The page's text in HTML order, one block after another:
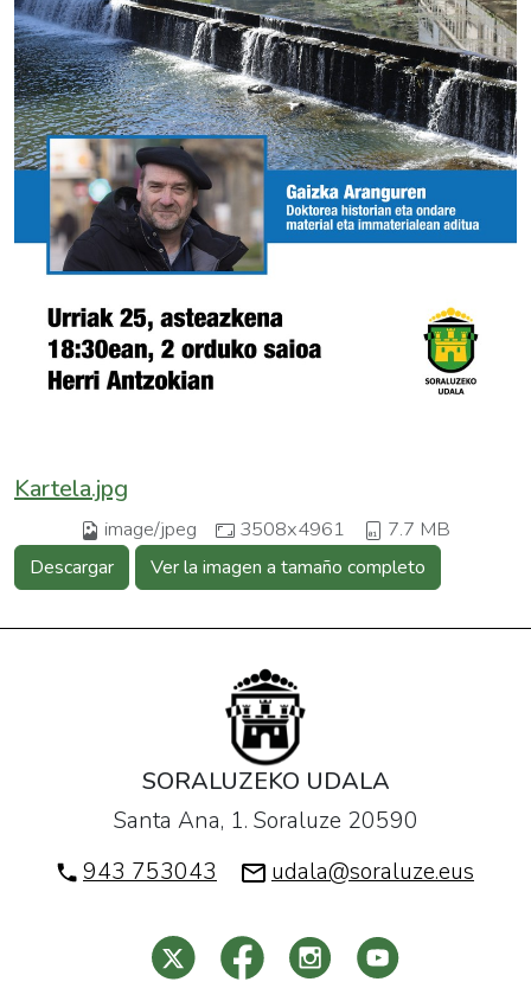
Kartela.jpg
image/jpeg 3508x4961 7.7 MB
Descargar Ver la imagen a tamaño completo
SORALUZEKO UDALA
Santa Ana, 1. Soraluze 20590
943 753043
udala@soraluze.eus